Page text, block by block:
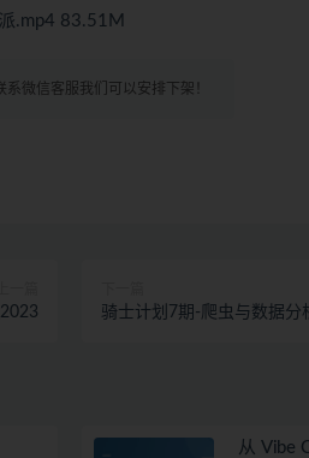
.mp4 83.51M
微信客服我们可以安排下架！
骑士计划7期-爬虫与数据分
从 Vibe